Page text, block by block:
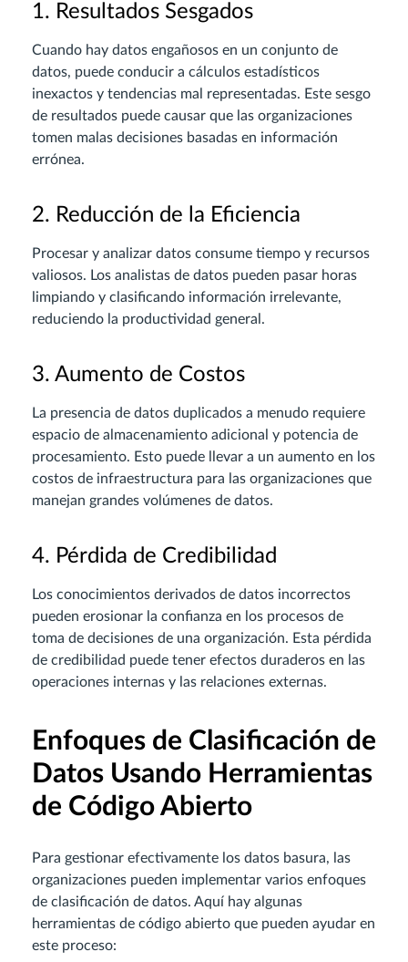
1. Resultados Sesgados
Cuando hay datos engañosos en un conjunto de
datos, puede conducir a cálculos estadísticos
inexactos y tendencias mal representadas. Este sesgo
de resultados puede causar que las organizaciones
tomen malas decisiones basadas en información
errónea.
2. Reducción de la Eficiencia
Procesar y analizar datos consume tiempo y recursos
valiosos. Los analistas de datos pueden pasar horas
limpiando y clasificando información irrelevante,
reduciendo la productividad general.
3. Aumento de Costos
La presencia de datos duplicados a menudo requiere
espacio de almacenamiento adicional y potencia de
procesamiento. Esto puede llevar a un aumento en los
costos de infraestructura para las organizaciones que
manejan grandes volúmenes de datos.
4. Pérdida de Credibilidad
Los conocimientos derivados de datos incorrectos
pueden erosionar la confianza en los procesos de
toma de decisiones de una organización. Esta pérdida
de credibilidad puede tener efectos duraderos en las
operaciones internas y las relaciones externas.
Enfoques de Clasificación de
Datos Usando Herramientas
de Código Abierto
Para gestionar efectivamente los datos basura, las
organizaciones pueden implementar varios enfoques
de clasificación de datos. Aquí hay algunas
herramientas de código abierto que pueden ayudar en
este proceso: